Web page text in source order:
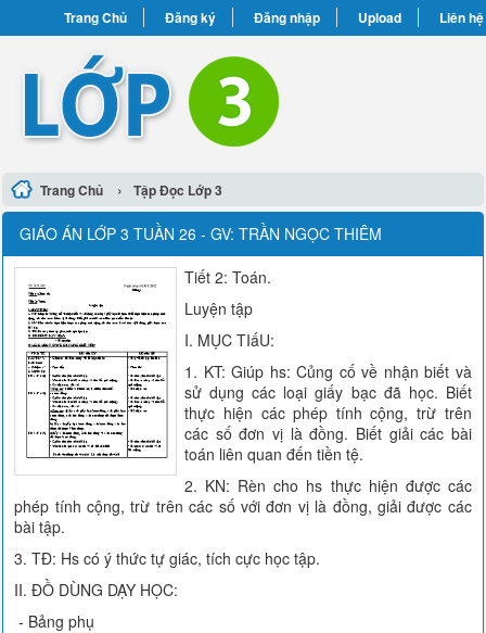
Trang Chủ Đăng ký Đăng nhập Upload Liên hệ
Trang Chủ › Tập Đọc Lớp 3
GIÁO ÁN LỚP 3 TUẦN 26 - GV: TRẦN NGỌC THIÊM
Tiết 2: Toán.
Luyện tập
I. MỤC TIấU:
1. KT: Giúp hs: Củng cố về nhận biết và
sử dụng các loại giấy bạc đã học. Biết
thực hiện các phép tính cộng, trừ trên
các số đơn vị là đồng. Biết giải các bài
toán liên quan đến tiền tệ.
2. KN: Rèn cho hs thực hiện được các
phép tính cộng, trừ trên các số với đơn vị là đồng, giải được các
bài tập.
3. TĐ: Hs có ý thức tự giác, tích cực học tập.
II. ĐỒ DÙNG DẠY HỌC:
- Bảng phụ